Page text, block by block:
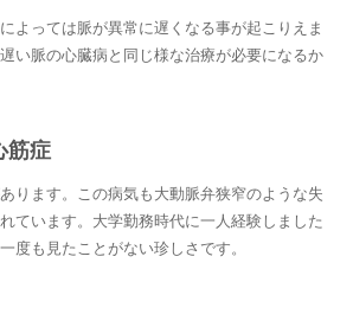
よっては脈が異常に遅くなる事が起こりえま
い脈の心臓病と同じ様な治療が必要になるか
筋症
ります。この病気も大動脈弁狭窄のような失
ています。大学勤務時代に一人経験しました
度も見たことがない珍しさです。